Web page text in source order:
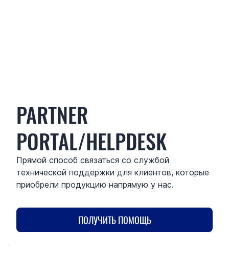
PARTNER
PORTAL/HELPDESK
Прямой способ связаться со службой
технической поддержки для клиентов, которые
приобрели продукцию напрямую у нас.
ПОЛУЧИТЬ ПОМОЩЬ